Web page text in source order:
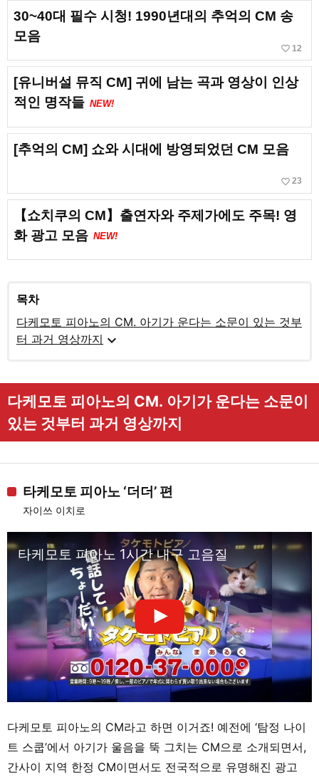
30~40대 필수 시청! 1990년대의 추억의 CM 송
모음
favorite_border 12
[유니버설 뮤직 CM] 귀에 남는 곡과 영상이 인상
적인 명작들 NEW!
[추억의 CM] 쇼와 시대에 방영되었던 CM 모음
favorite_border 23
【쇼치쿠의 CM】출연자와 주제가에도 주목! 영
화 광고 모음 NEW!
목차
다케모토 피아노의 CM. 아기가 운다는 소문이 있는 것부
터 과거 영상까지 expand_more
다케모토 피아노의 CM. 아기가 운다는 소문이
있는 것부터 과거 영상까지
타케모토 피아노 ‘더더’ 편
자이쓰 이치로
타케모토 피아노 1시간 내구 고음질
다케모토 피아노의 CM라고 하면 이거죠! 예전에 ‘탐정 나이
트 스쿱’에서 아기가 울음을 뚝 그치는 CM으로 소개되면서,
간사이 지역 한정 CM이면서도 전국적으로 유명해진 광고